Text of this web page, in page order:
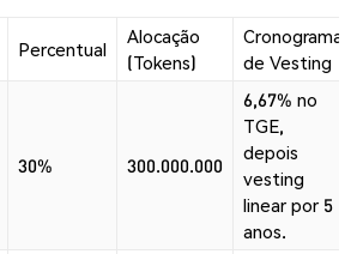
Percentual
Alocação
(Tokens)
Cronograma
de Vesting
30% 300.000.000
6,67% no
TGE,
depois
vesting
linear por 5
anos.